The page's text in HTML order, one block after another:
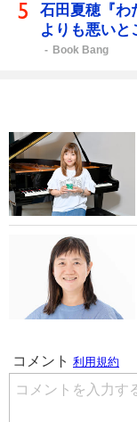
石田夏穂『わ
よりも悪いと
Book Bang